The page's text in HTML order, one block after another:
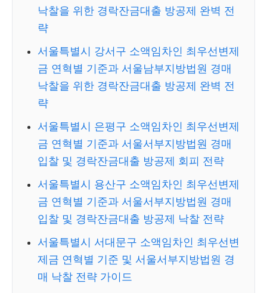
낙찰을 위한 경락잔금대출 방공제 완벽 전
략
서울특별시 강서구 소액임차인 최우선변제
금 연혁별 기준과 서울남부지방법원 경매
낙찰을 위한 경락잔금대출 방공제 완벽 전
략
서울특별시 은평구 소액임차인 최우선변제
금 연혁별 기준과 서울서부지방법원 경매
입찰 및 경락잔금대출 방공제 회피 전략
서울특별시 용산구 소액임차인 최우선변제
금 연혁별 기준과 서울서부지방법원 경매
입찰 및 경락잔금대출 방공제 낙찰 전략
서울특별시 서대문구 소액임차인 최우선변
제금 연혁별 기준 및 서울서부지방법원 경
매 낙찰 전략 가이드